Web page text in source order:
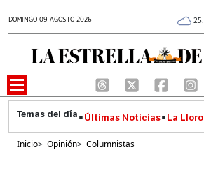
DOMINGO 09 AGOSTO 2026
Últimas Noticias La
Inicio> Opinión> Columnistas